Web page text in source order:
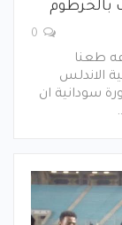
بالخرطوم
طعنا
الاندلس
سودانية ان